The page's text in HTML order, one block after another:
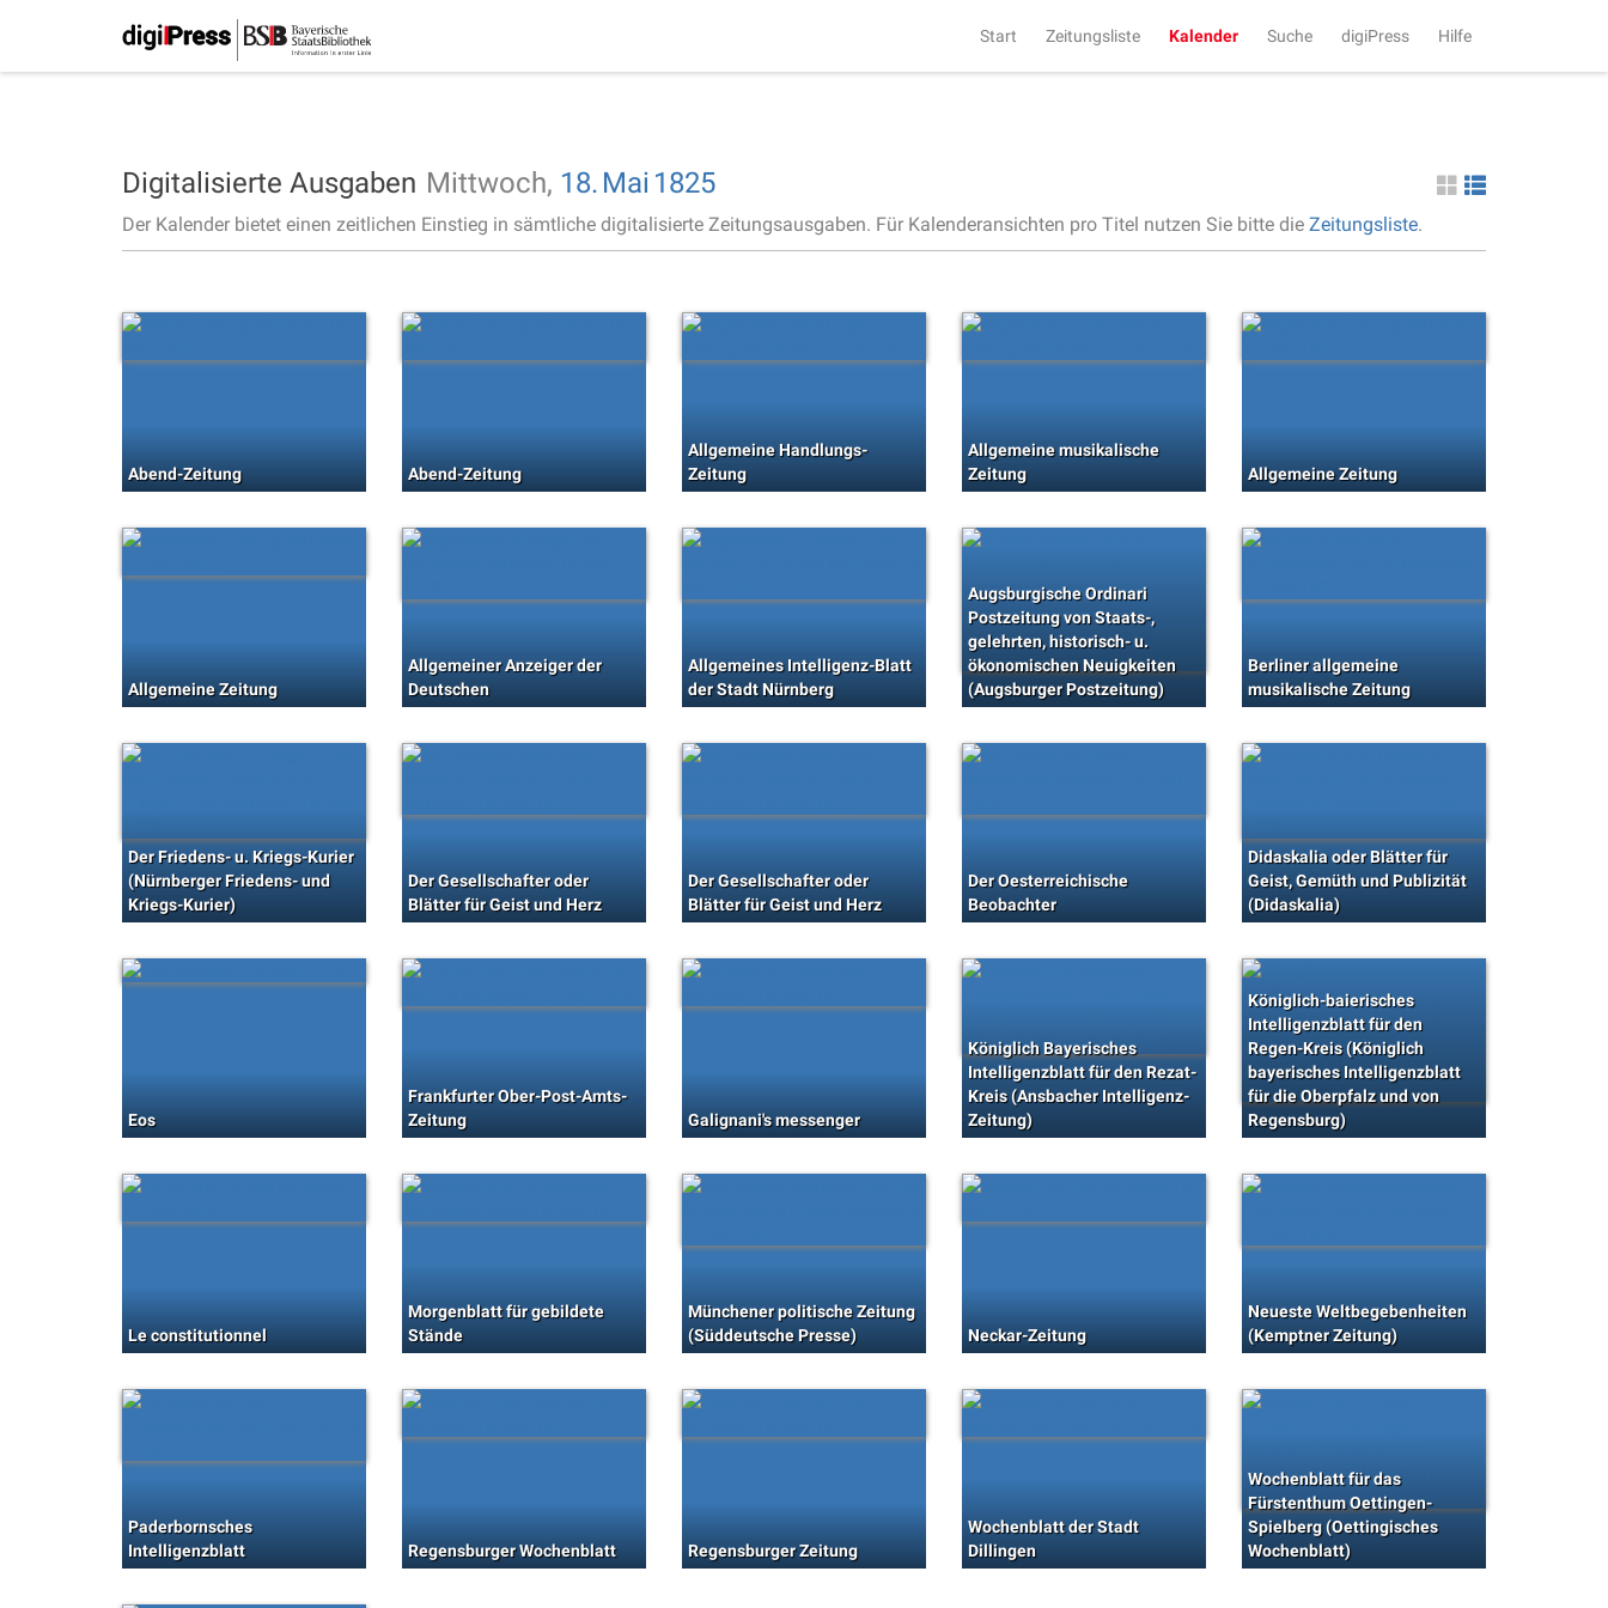
Start Zeitungsliste Kalender Suche digiPress Hilfe
Digitalisierte Ausgaben Mittwoch, 18. Mai 1825
Der Kalender bietet einen zeitlichen Einstieg in sämtliche digitalisierte Zeitungsausgaben. Für Kalenderansichten pro Titel nutzen Sie bitte die Zeitungsliste.
Abend-Zeitung Abend-Zeitung
Allgemeine Handlungs-
Zeitung
Allgemeine musikalische
Zeitung
Allgemeine Zeitung
Allgemeine Zeitung
Allgemeiner Anzeiger der
Deutschen
Allgemeines Intelligenz-Blatt
der Stadt Nürnberg
Augsburgische Ordinari
Postzeitung von Staats-,
gelehrten, historisch- u.
ökonomischen Neuigkeiten
(Augsburger Postzeitung)
Berliner allgemeine
musikalische Zeitung
Der Friedens- u. Kriegs-Kurier
(Nürnberger Friedens- und
Kriegs-Kurier)
Der Gesellschafter oder
Blätter für Geist und Herz
Der Gesellschafter oder
Blätter für Geist und Herz
Der Oesterreichische
Beobachter
Didaskalia oder Blätter für
Geist, Gemüth und Publizität
(Didaskalia)
Eos
Frankfurter Ober-Post-Amts-
Zeitung
Galignani's messenger
Königlich Bayerisches
Intelligenzblatt für den Rezat-
Kreis (Ansbacher Intelligenz-
Zeitung)
Königlich-baierisches
Intelligenzblatt für den
Regen-Kreis (Königlich
bayerisches Intelligenzblatt
für die Oberpfalz und von
Regensburg)
Le constitutionnel
Morgenblatt für gebildete
Stände
Münchener politische Zeitung
(Süddeutsche Presse)
Neckar-Zeitung
Neueste Weltbegebenheiten
(Kemptner Zeitung)
Paderbornsches
Intelligenzblatt
Regensburger Wochenblatt Regensburger Zeitung
Wochenblatt der Stadt
Dillingen
Wochenblatt für das
Fürstenthum Oettingen-
Spielberg (Oettingisches
Wochenblatt)